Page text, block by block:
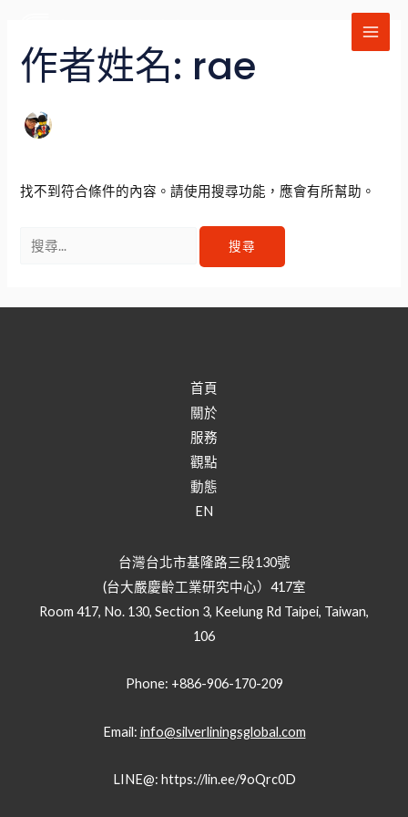
作者姓名: rae
找不到符合條件的內容。請使用搜尋功能，應會有所幫助。
關
鍵
字:
首頁
關於
服務
觀點
動態
EN
台灣台北市基隆路三段130號
(台大嚴慶齡工業研究中心）417室
Room 417, No. 130, Section 3, Keelung Rd Taipei, Taiwan,
106
Phone: +886-906-170-209
Email: info@silverliningsglobal.com
LINE@: https://lin.ee/9oQrc0D